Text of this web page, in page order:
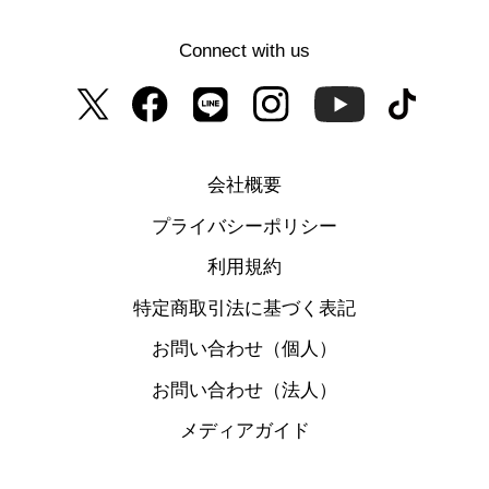
Connect with us
会社概要
プライバシーポリシー
利用規約
特定商取引法に基づく表記
お問い合わせ（個人）
お問い合わせ（法人）
メディアガイド